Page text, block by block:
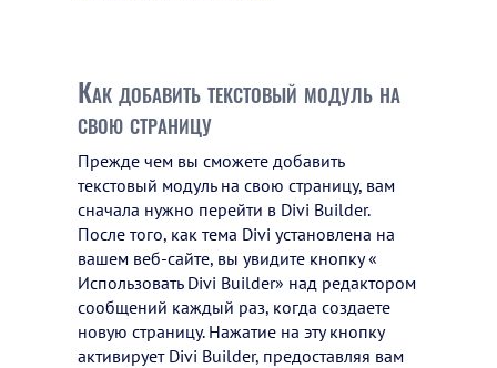
Как добавить текстовый модуль на
свою страницу
Прежде чем вы сможете добавить
текстовый модуль на свою страницу, вам
сначала нужно перейти в Divi Builder.
После того, как тема Divi установлена ​​на
вашем веб-сайте, вы увидите кнопку «
Использовать Divi Builder» над редактором
сообщений каждый раз, когда создаете
новую страницу. Нажатие на эту кнопку
активирует Divi Builder, предоставляя вам